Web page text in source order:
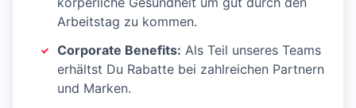
Arbeitstag zu kommen.
Corporate Benefits: Als Teil unseres Teams
erhältst Du Rabatte bei zahlreichen Partnern
und Marken.